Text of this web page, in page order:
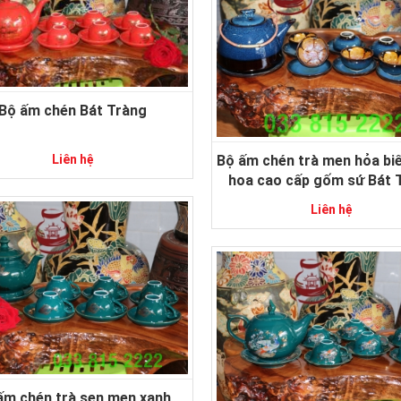
ấm chén Bát Tràng
Liên hệ
Bộ ấm chén trà men hỏa
hoa cao cấp gốm sứ Bát
Liên hệ